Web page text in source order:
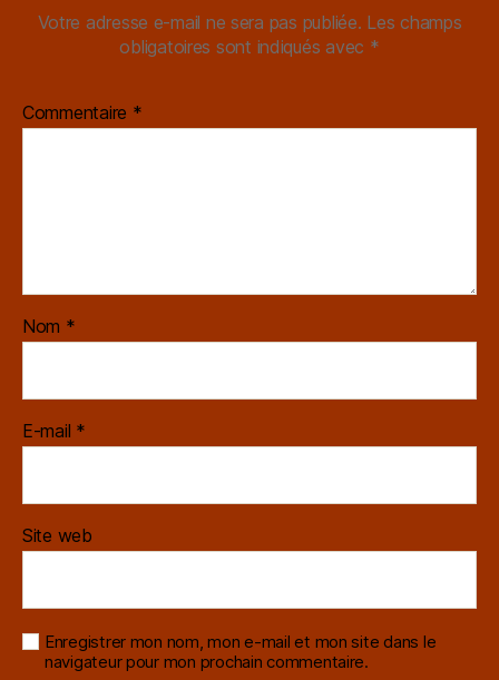
Votre adresse e-mail ne sera pas publiée. Les champs
obligatoires sont indiqués avec *
Commentaire *
Nom *
E-mail *
Site web
Enregistrer mon nom, mon e-mail et mon site dans le
navigateur pour mon prochain commentaire.